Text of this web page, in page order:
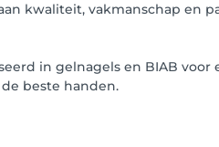
kwaliteit, vakmanschap en
in gelnagels en BIAB
beste handen.